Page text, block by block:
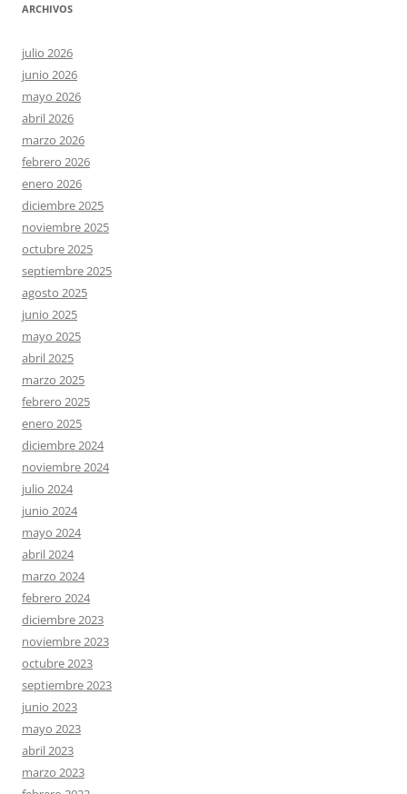
ARCHIVOS
julio 2026
junio 2026
mayo 2026
abril 2026
marzo 2026
febrero 2026
enero 2026
diciembre 2025
noviembre 2025
octubre 2025
septiembre 2025
agosto 2025
junio 2025
mayo 2025
abril 2025
marzo 2025
febrero 2025
enero 2025
diciembre 2024
noviembre 2024
julio 2024
junio 2024
mayo 2024
abril 2024
marzo 2024
febrero 2024
diciembre 2023
noviembre 2023
octubre 2023
septiembre 2023
junio 2023
mayo 2023
abril 2023
marzo 2023